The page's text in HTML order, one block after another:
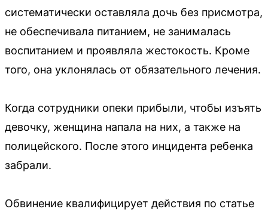
систематически оставляла дочь без присмотра,
не обеспечивала питанием, не занималась
воспитанием и проявляла жестокость. Кроме
того, она уклонялась от обязательного лечения.
Когда сотрудники опеки прибыли, чтобы изъять
девочку, женщина напала на них, а также на
полицейского. После этого инцидента ребенка
забрали.
Обвинение квалифицирует действия по статье